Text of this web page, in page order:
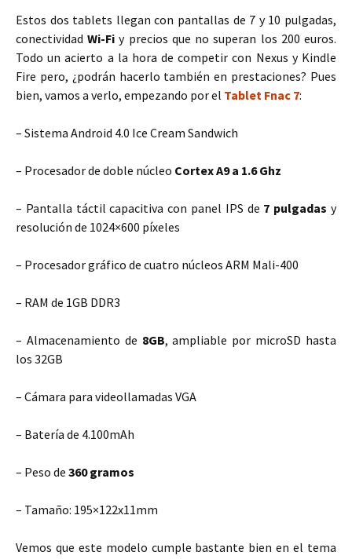
Estos dos tablets llegan con pantallas de 7 y 10 pulgadas,
conectividadWi-Fi y precios que no superan los 200 euros.
Todo un acierto a la hora de competir con Nexus y Kindle
Fire pero, ¿podrán hacerlo también en prestaciones? Pues
bien, vamos a verlo, empezando por el Tablet Fnac 7:
– Sistema Android 4.0 Ice Cream Sandwich
– Procesador de doble núcleo Cortex A9 a 1.6 Ghz
– Pantalla táctil capacitiva con panel IPS de 7 pulgadas y
resolución de 1024×600 píxeles
– Procesador gráfico de cuatro núcleos ARM Mali-400
– RAM de 1GB DDR3
– Almacenamiento de 8GB, ampliable por microSD hasta
los 32GB
– Cámara para videollamadas VGA
– Batería de 4.100mAh
– Peso de 360 gramos
– Tamaño: 195×122x11mm
Vemos que este modelo cumple bastante bien en el tema